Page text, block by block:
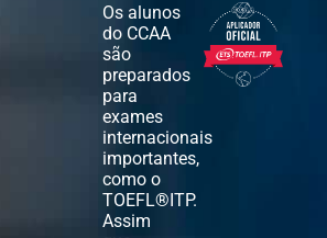
Os alunos
do CCAA
são
preparados
para
exames
internacionais
importantes,
como o
TOEFL®ITP.
Assim